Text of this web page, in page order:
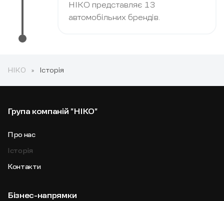
НІКО представляє 13
автомобільних брендів.
НІКО Історія
Група компаній "НІКО"
Про нас
Історія
Контакти
Бізнес-напрямки